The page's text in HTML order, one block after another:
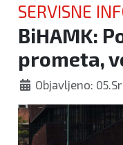
Sport
Kultura
Crna
kronika
SERVISNE
BiHAMK:
prometa,
Objavljeno: